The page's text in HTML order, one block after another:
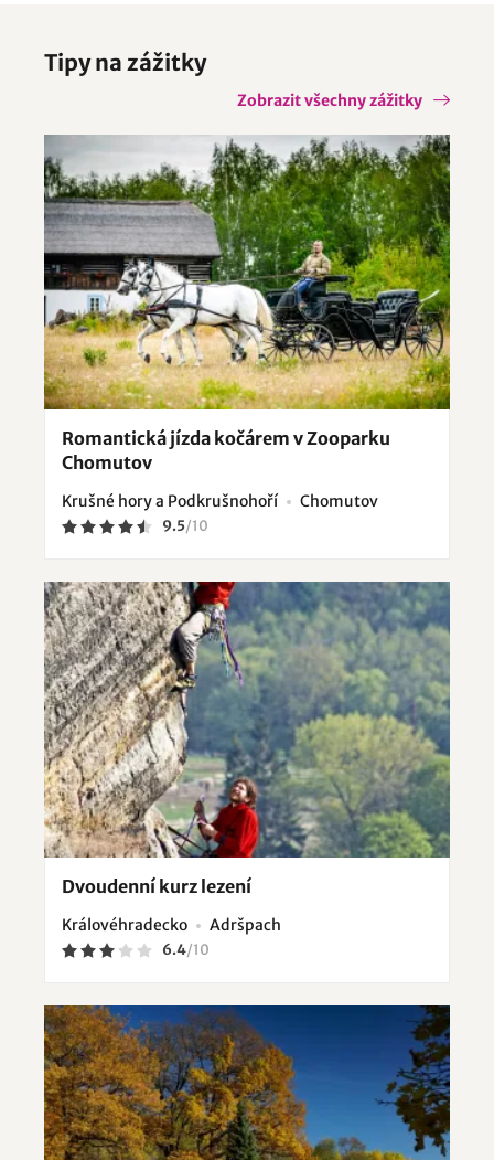
Tipy na zážitky
Zobrazit všechny zážitky
Romantická jízda kočárem v Zooparku
Chomutov
Krušné hory a Podkrušnohoří Chomutov
9.5/10
Dvoudenní kurz lezení
Královéhradecko Adršpach
6.4/10